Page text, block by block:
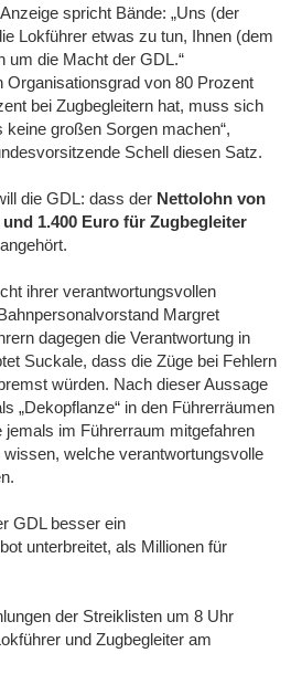
spricht Bände: „Uns (der
Lokführer etwas zu tun, Ihnen (dem
um die Macht der GDL.“
Organisationsgrad von 80 Prozent
bei Zugbegleitern hat, muss sich
großen Sorgen machen“,
Schell diesen Satz.
die GDL: dass der Nettolohn von
1.400 Eurofür Zugbegleiter
ihrer verantwortungsvollen
Margret
dagegen die Verantwortung in
Suckale, dass die Züge bei Fehlern
würden. Nach dieser Aussage
„Dekopflanze“ in den Führerräumen
im Führerraum mitgefahren
welche verantwortungsvolle
GDL besser ein
unterbreitet, als Millionen für
der Streiklisten um 8 Uhr
und Zugbegleiter am